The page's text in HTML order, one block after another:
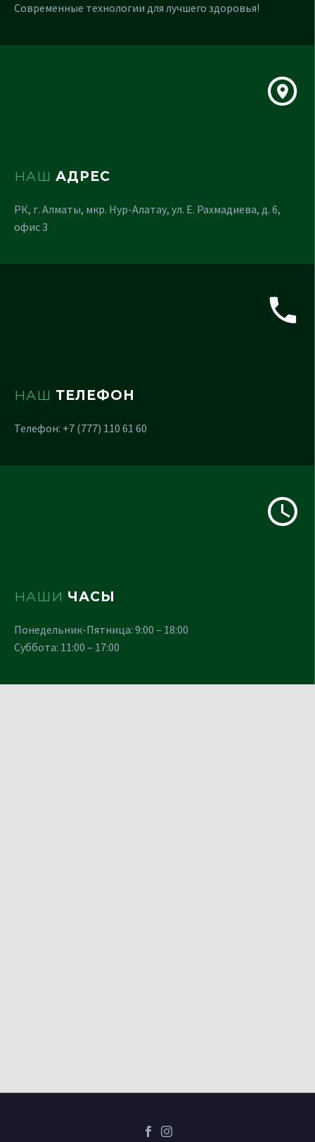
Современные технологии для лучшего здоровья!
НАШ АДРЕС
РК, г. Алматы, мкр. Нур-Алатау, ул. Е. Рахмадиева, д. 6,
офис 3
НАШ ТЕЛЕФОН
Телефон: +7 (777) 110 61 60
НАШИ ЧАСЫ
Понедельник-Пятница: 9:00 – 18:00
Суббота: 11:00 – 17:00